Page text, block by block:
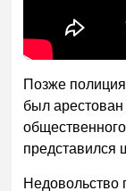
Позже
был
представился